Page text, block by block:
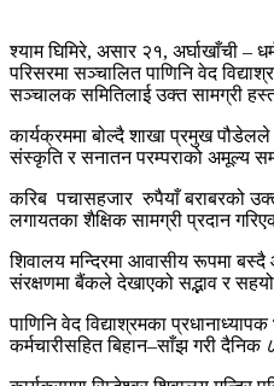
श्याम घिमिरे, असार २१, अर्घाखाँची –
परिसरमा सञ्चालित पाणिनि वेद
सञ्चालक समितिलाई उक्त सामग्री
कार्यक्रममा बोल्दै शाखा प्रमुख पौडेलले
संस्कृति र सनातन परम्पराको अमूल्य
करिब पचासहजार रुपैयाँ बराबरको
लगायतका शैक्षिक सामग्री प्रदान
शिवालय मन्दिरमा आवासीय रूपमा
संरक्षणमा बैंकले देखाएको सद्भाव र
पाणिनि वेद विद्याश्रमका
कर्मचारीसहित बिहान–साँझ गरी दैनिक